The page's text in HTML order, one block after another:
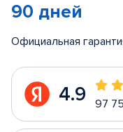
90 дней
Официальная
4.9 97